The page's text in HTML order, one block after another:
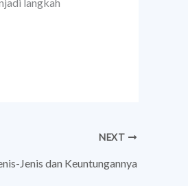
langkah
NEXT
Jenis dan Keuntungannya